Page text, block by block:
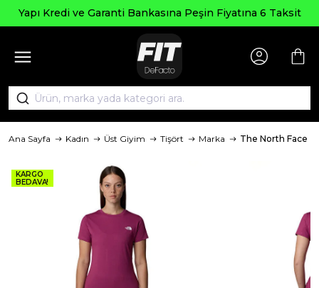
Yapı Kredi ve Garanti Bankasına Peşin Fiyatına 6 Taksit
Ana Sayfa Kadın Üst Giyim Tişört Marka The North Face
KARGO
BEDAVA!